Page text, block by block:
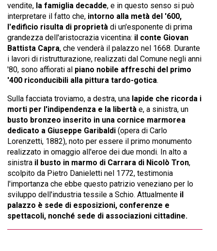
vendite, la famiglia decadde, e in questo senso si può
interpretare il fatto che, intorno alla metà del '600,
l'edificio risulta di proprietà di un'esponente di prima
grandezza dell'aristocrazia vicentina: il conte Giovan
Battista Capra, che venderà il palazzo nel 1668. Durante
i lavori di ristrutturazione, realizzati dal Comune negli anni
'80, sono affiorati al piano nobile affreschi del primo
'400 riconducibili alla pittura tardo-gotica.
Sulla facciata troviamo, a destra, una lapide che ricorda i
morti per l'indipendenza e la libertà e, a sinistra, un
busto bronzeo inserito in una cornice marmorea
dedicato a Giuseppe Garibaldi (opera di Carlo
Lorenzetti, 1882), noto per essere il primo monumento
realizzato in omaggio all'eroe dei due mondi. In alto a
sinistra il busto in marmo di Carrara di Nicolò Tron,
scolpito da Pietro Danieletti nel 1772, testimonia
l'importanza che ebbe questo patrizio veneziano per lo
sviluppo dell'industria tessile a Schio. Attualmente il
palazzo è sede di esposizioni, conferenze e
spettacoli, nonché sede di associazioni cittadine.